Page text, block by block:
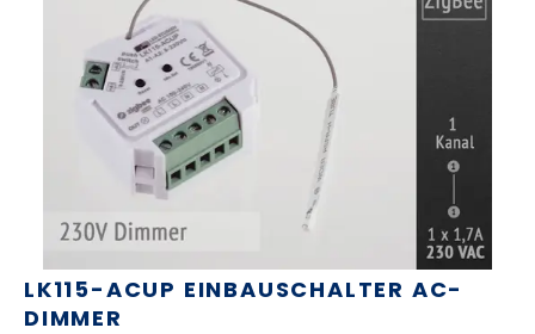
LK115-ACUP EINBAUSCHALTER AC-
DIMMER